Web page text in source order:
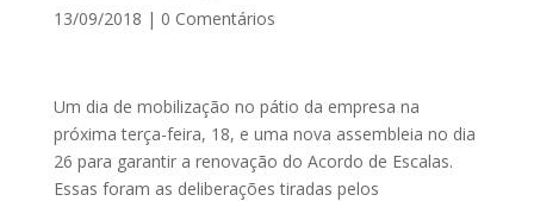
13/09/2018 | 0 Comentários
Um dia de mobilização no pátio da empresa na
próxima terça-feira, 18, e uma nova assembleia no dia
26 para garantir a renovação do Acordo de Escalas.
Essas foram as deliberações tiradas pelos